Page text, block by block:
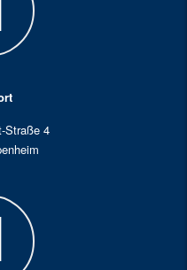
Straße 4